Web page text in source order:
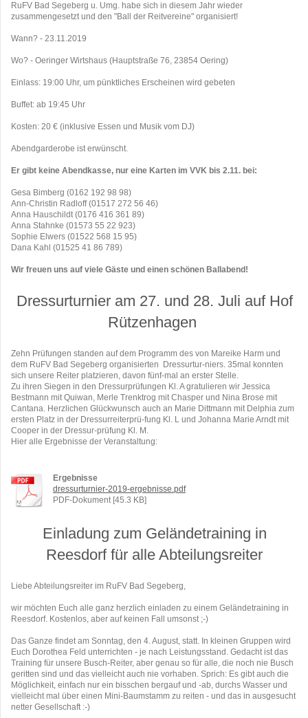
RuFV Bad Segeberg u. Umg. habe sich in diesem Jahr wieder
zusammengesetzt und den "Ball der Reitvereine" organisiert!
Wann? - 23.11.2019
Wo? - Oeringer Wirtshaus (Hauptstraße 76, 23854 Oering)
Einlass: 19:00 Uhr, um pünktliches Erscheinen wird gebeten
Buffet: ab 19:45 Uhr
Kosten: 20 € (inklusive Essen und Musik vom DJ)
Abendgarderobe ist erwünscht.
Er gibt keine Abendkasse, nur eine Karten im VVK bis 2.11. bei:
Gesa Bimberg (0162 192 98 98)
Ann-Christin Radloff (01517 272 56 46)
Anna Hauschildt (0176 416 361 89)
Anna Stahnke (01573 55 22 923)
Sophie Elwers (01522 568 15 95)
Dana Kahl (01525 41 86 789)
Wir freuen uns auf viele Gäste und einen schönen Ballabend!
Dressurturnier am 27. und 28. Juli auf Hof
Rützenhagen
Zehn Prüfungen standen auf dem Programm des von Mareike Harm und
dem RuFV Bad Segeberg organisierten Dressurtur-niers. 35mal konnten
sich unsere Reiter platzieren, davon fünf-mal an erster Stelle.
Zu ihren Siegen in den Dressurprüfungen Kl. A gratulieren wir Jessica
Bestmann mit Quiwan, Merle Trenktrog mit Chasper und Nina Brose mit
Cantana. Herzlichen Glückwunsch auch an Marie Dittmann mit Delphia zum
ersten Platz in der Dressurreiterprü-fung Kl. L und Johanna Marie Arndt mit
Cooper in der Dressur-prüfung Kl. M.
Hier alle Ergebnisse der Veranstaltung:
Ergebnisse
dressurturnier-2019-ergebnisse.pdf
PDF-Dokument [45.3 KB]
Einladung zum Geländetraining in
Reesdorf für alle Abteilungsreiter
Liebe Abteilungsreiter im RuFV Bad Segeberg,
wir möchten Euch alle ganz herzlich einladen zu einem Geländetraining in
Reesdorf. Kostenlos, aber auf keinen Fall umsonst ;-)
Das Ganze findet am Sonntag, den 4. August, statt. In kleinen Gruppen wird
Euch Dorothea Feld unterrichten - je nach Leistungsstand. Gedacht ist das
Training für unsere Busch-Reiter, aber genau so für alle, die noch nie Busch
geritten sind und das vielleicht auch nie vorhaben. Sprich: Es gibt auch die
Möglichkeit, einfach nur ein bisschen bergauf und -ab, durchs Wasser und
vielleicht mal über einen Mini-Baumstamm zu reiten - und das in ausgesucht
netter Gesellschaft :-)